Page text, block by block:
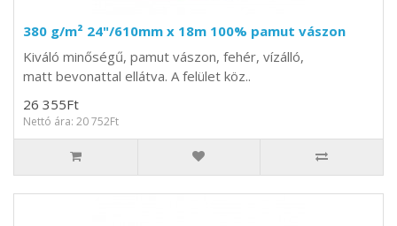
380 g/m² 24"/610mm x 18m 100% pamut vászon
Kiváló minőségű, pamut vászon, fehér, vízálló,
matt bevonattal ellátva. A felület köz..
26 355Ft
Nettó ára: 20 752Ft